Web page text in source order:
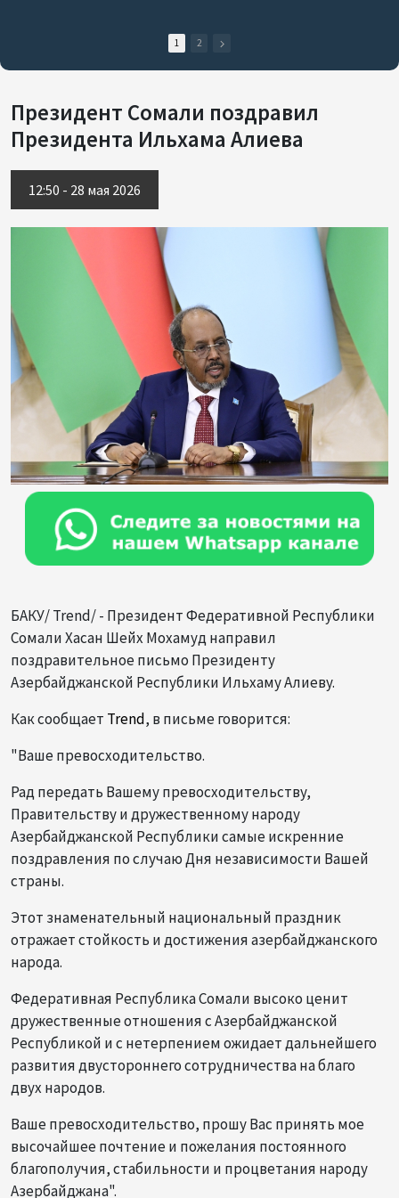
1 2
Президент Сомали поздравил
Президента Ильхама Алиева
12:50 - 28 мая 2026
БАКУ/ Trend/ - Президент Федеративной Республики
Сомали Хасан Шейх Мохамуд направил
поздравительное письмо Президенту
Азербайджанской Республики Ильхаму Алиеву.
Как сообщает Trend, в письме говорится:
"Ваше превосходительство.
Рад передать Вашему превосходительству,
Правительству и дружественному народу
Азербайджанской Республики самые искренние
поздравления по случаю Дня независимости Вашей
страны.
Этот знаменательный национальный праздник
отражает стойкость и достижения азербайджанского
народа.
Федеративная Республика Сомали высоко ценит
дружественные отношения с Азербайджанской
Республикой и с нетерпением ожидает дальнейшего
развития двустороннего сотрудничества на благо
двух народов.
Ваше превосходительство, прошу Вас принять мое
высочайшее почтение и пожелания постоянного
благополучия, стабильности и процветания народу
Азербайджана".